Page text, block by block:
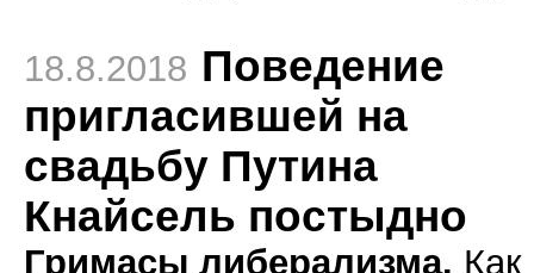
18.8.2018 Поведение
пригласившей на
свадьбу Путина
Кнайсель постыдно
Гримасы либерализма.